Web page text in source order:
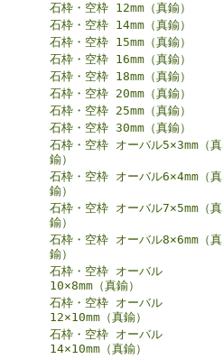
石枠・空枠 12mm（真鍮）
石枠・空枠 14mm（真鍮）
石枠・空枠 15mm（真鍮）
石枠・空枠 16mm（真鍮）
石枠・空枠 18mm（真鍮）
石枠・空枠 20mm（真鍮）
石枠・空枠 25mm（真鍮）
石枠・空枠 30mm（真鍮）
石枠・空枠 オーバル5×3mm（真
鍮）
石枠・空枠 オーバル6×4mm（真
鍮）
石枠・空枠 オーバル7×5mm（真
鍮）
石枠・空枠 オーバル8×6mm（真
鍮）
石枠・空枠 オーバル
10×8mm（真鍮）
石枠・空枠 オーバル
12×10mm（真鍮）
石枠・空枠 オーバル
14×10mm（真鍮）